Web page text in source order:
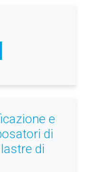
e
di
di